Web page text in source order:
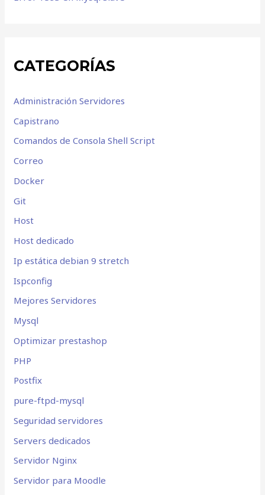
CATEGORÍAS
Administración Servidores
Capistrano
Comandos de Consola Shell Script
Correo
Docker
Git
Host
Host dedicado
Ip estática debian 9 stretch
Ispconfig
Mejores Servidores
Mysql
Optimizar prestashop
PHP
Postfix
pure-ftpd-mysql
Seguridad servidores
Servers dedicados
Servidor Nginx
Servidor para Moodle